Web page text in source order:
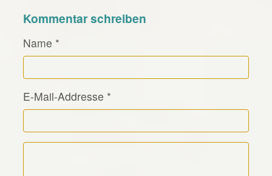
Kommentar schreiben
Name *
E-Mail-Addresse *
Kommentar Text